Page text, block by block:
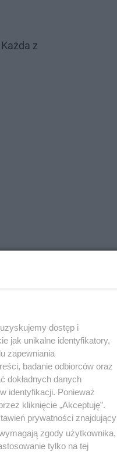
z
plemniki. Już
dostęp i
jak unikalne identyfikatory,
zapewniania
badanie odbiorców oraz
dokładnych danych
identyfikacji. Ponieważ
kliknięcie „Akceptuję”.
prywatności znajdujący
zgody użytkownika,
tylko na tej